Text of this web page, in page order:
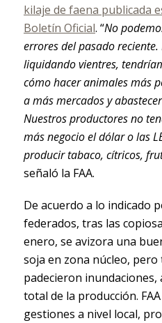
kilaje de faena publicada
Boletín Oficial. “No
errores del pasado
liquidando vientres,
cómo hacer animales más
a más mercados y
Nuestros productores no
más negocio el dólar o las
producir tabaco, cítricos,
señaló la FAA.
De acuerdo a lo indicado
federados, tras las
enero, se avizora una
soja en zona núcleo,
padecieron
total de la producción.
gestiones a nivel local,